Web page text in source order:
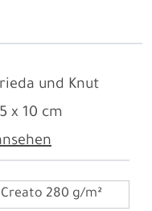
und Knut
x 10 cm
280 g/m²